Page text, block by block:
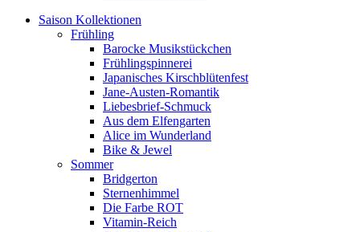
Saison Kollektionen
Frühling
Barocke Musikstückchen
Frühlingspinnerei
Japanisches Kirschblütenfest
Jane-Austen-Romantik
Liebesbrief-Schmuck
Aus dem Elfengarten
Alice im Wunderland
Bike & Jewel
Sommer
Bridgerton
Sternenhimmel
Die Farbe ROT
Vitamin-Reich